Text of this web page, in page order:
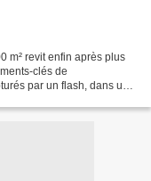
m² revit enfin après plus
clés de
par un flash, dans une